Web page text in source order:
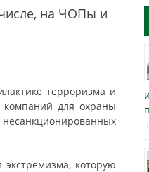
на ЧОПы и
терроризма и
компаний для охраны
экстремизма, которую